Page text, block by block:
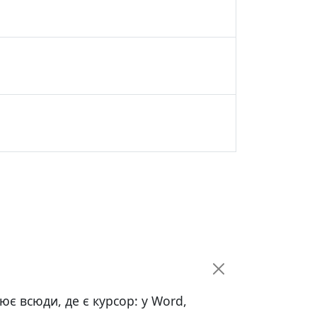
всюди, де є курсор: у Word,